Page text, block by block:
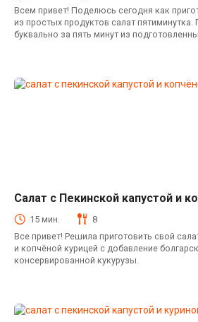
Всем привет! Поделюсь сегодня как
из простых продуктов салат пятиминутка.
буквально за пять минут из
Салат с Пекинской капустой и
15 мин. 8
Все привет! Решила приготовить свой
и копчёной курицей с добавление
консервированной кукурузы.